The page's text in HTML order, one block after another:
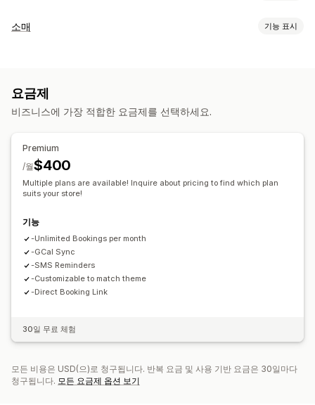
이벤트 유형
캘린더 일정
데이터 동기화
이메일 알림 SMS 알림 여러 위치
예약 페이지
사용자 지정 알림
소매 기능 표시
재고 관리
직원 관리
일정
요금제
비즈니스에 가장 적합한 요금제를 선택하세요.
Premium
$400
/월
Multiple plans are available! Inquire about pricing to find which plan
suits your store!
기능
-Unlimited Bookings per month
-GCal Sync
-SMS Reminders
-Customizable to match theme
-Direct Booking Link
30일 무료 체험
모든 비용은 USD(으)로 청구됩니다. 반복 요금 및 사용 기반 요금은 30일마다
청구됩니다. 모든 요금제 옵션 보기